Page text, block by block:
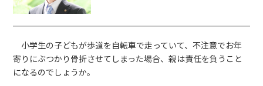
小学生の子どもが歩道を自転車で走っていて、不注意でお年
寄りにぶつかり骨折させてしまった場合、親は責任を負うこと
になるのでしょうか。